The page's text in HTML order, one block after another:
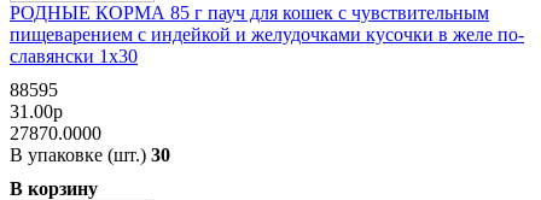
РОДНЫЕ КОРМА 85 г пауч для кошек с чувствительным
пищеварением с индейкой и желудочками кусочки в желе по-
славянски 1х30
88595
31.00р
27870.0000
В упаковке (шт.) 30
В корзину